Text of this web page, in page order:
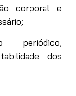
corporal e
periódico,
dos